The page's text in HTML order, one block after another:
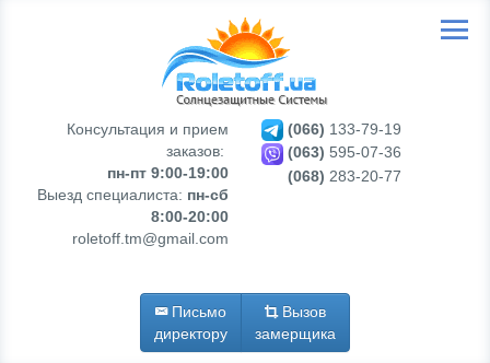
Консультация и прием
заказов:
пн-пт 9:00-19:00
Выезд специалиста: пн-сб
8:00-20:00
roletoff.tm@gmail.com
(066) 133-79-19
(063) 595-07-36
(068) 283-20-77
Письмо
директору
Вызов
замерщика